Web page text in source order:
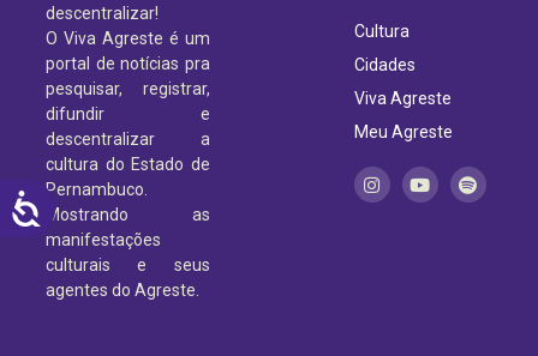
ACESSIBILIDADE
descentralizar!
O Viva Agreste é um
portal de notícias pra
pesquisar, registrar,
difundir e
descentralizar a
cultura do Estado de
Pernambuco.
Mostrando as
manifestações
culturais e seus
agentes do Agreste.
Cultura
Cidades
Viva Agreste
Meu Agreste